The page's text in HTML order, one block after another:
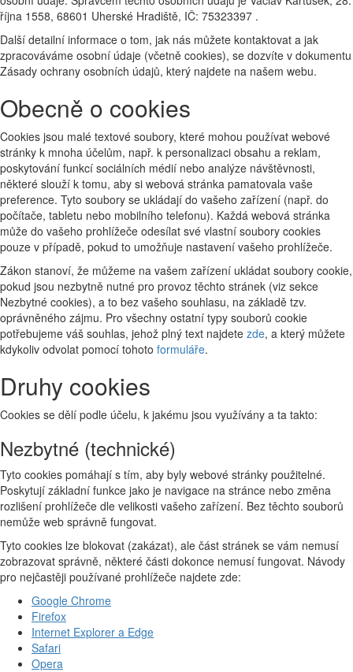
října 1558, 68601 Uherské Hradiště, IČ: 75323397 .
Další detailní informace o tom, jak nás můžete kontaktovat a jak
zpracováváme osobní údaje (včetně cookies), se dozvíte v dokumentu
Zásady ochrany osobních údajů, který najdete na našem webu.
Obecně o cookies
Cookies jsou malé textové soubory, které mohou používat webové
stránky k mnoha účelům, např. k personalizaci obsahu a reklam,
poskytování funkcí sociálních médií nebo analýze návštěvnosti,
některé slouží k tomu, aby si webová stránka pamatovala vaše
preference. Tyto soubory se ukládají do vašeho zařízení (např. do
počítače, tabletu nebo mobilního telefonu). Každá webová stránka
může do vašeho prohlížeče odesílat své vlastní soubory cookies
pouze v případě, pokud to umožňuje nastavení vašeho prohlížeče.
Zákon stanoví, že můžeme na vašem zařízení ukládat soubory cookie,
pokud jsou nezbytně nutné pro provoz těchto stránek (viz sekce
Nezbytné cookies), a to bez vašeho souhlasu, na základě tzv.
oprávněného zájmu. Pro všechny ostatní typy souborů cookie
potřebujeme váš souhlas, jehož plný text najdete zde, a který můžete
kdykoliv odvolat pomocí tohoto formuláře.
Druhy cookies
Cookies se dělí podle účelu, k jakému jsou využívány a ta takto:
Nezbytné (technické)
Tyto cookies pomáhají s tím, aby byly webové stránky použitelné.
Poskytují základní funkce jako je navigace na stránce nebo změna
rozlišení prohlížeče dle velikosti vašeho zařízení. Bez těchto souborů
nemůže web správně fungovat.
Tyto cookies lze blokovat (zakázat), ale část stránek se vám nemusí
zobrazovat správně, některé části dokonce nemusí fungovat. Návody
pro nejčastěji používané prohlížeče najdete zde:
Google Chrome
Firefox
Internet Explorer a Edge
Safari
Opera